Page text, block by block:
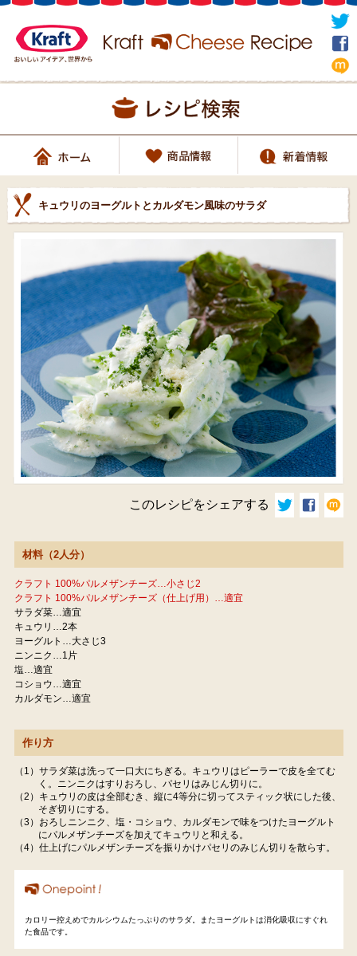
キュウリのヨーグルトとカルダモン風味のサラダ
このレシピをシェアする
材料（2人分）
クラフト 100%パルメザンチーズ…小さじ2
クラフト 100%パルメザンチーズ（仕上げ用）…適宜
サラダ菜…適宜
キュウリ…2本
ヨーグルト…大さじ3
ニンニク…1片
塩…適宜
コショウ…適宜
カルダモン…適宜
作り方
（1）サラダ菜は洗って一口大にちぎる。キュウリはピーラーで皮を全てむ
く。ニンニクはすりおろし、パセリはみじん切りに。
（2）キュウリの皮は全部むき、縦に4等分に切ってスティック状にした後、
そぎ切りにする。
（3）おろしニンニク、塩・コショウ、カルダモンで味をつけたヨーグルト
にパルメザンチーズを加えてキュウリと和える。
（4）仕上げにパルメザンチーズを振りかけパセリのみじん切りを散らす。
カロリー控えめでカルシウムたっぷりのサラダ。またヨーグルトは消化吸収にすぐれ
た食品です。